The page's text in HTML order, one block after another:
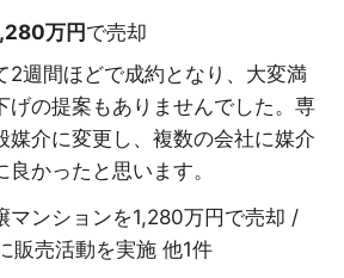
万円 で売却
2週間ほどで成約となり、大変満
げの提案もありませんでした。専
媒介に変更し、複数の会社に媒介
かったと思います。
マンションを1,280万円で売却 /
販売活動を実施 他1件